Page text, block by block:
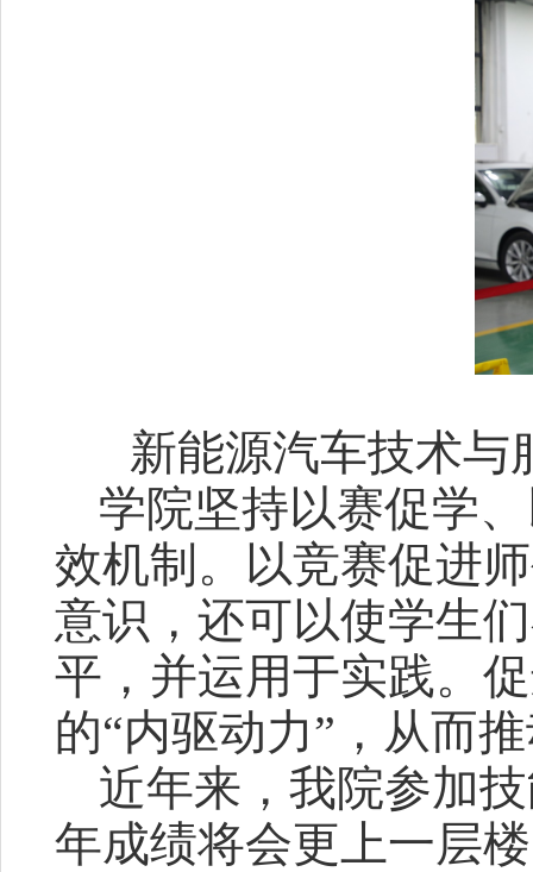
新能源汽车技术与
学院坚持以赛促学
效机制。以竞赛促进
意识，还可以使学生
平，并运用于实践。
的“内驱动力”，从而
近年来，我院参加
年成绩将会更上一层